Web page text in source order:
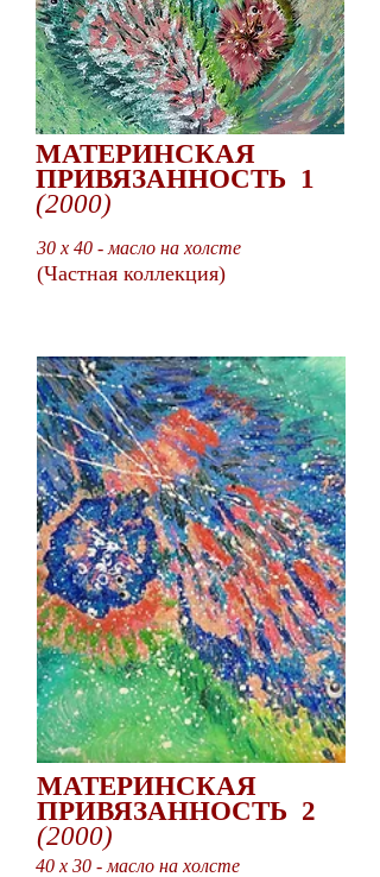
МАТЕРИНСКАЯ
ПРИВЯЗАННОСТЬ 1
(2000)
30 x 40 - масло на холсте
(Частная коллекция)
МАТЕРИНСКАЯ
ПРИВЯЗАННОСТЬ 2
(2000)
40 x 30 - масло на холсте